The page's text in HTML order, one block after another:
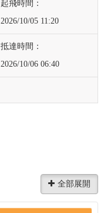
2026/10/05 11:20
2026/10/06 06:40